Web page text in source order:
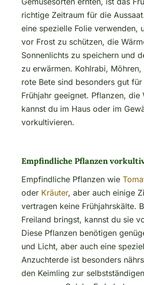
richtige Zeitraum für die
eine spezielle Folie verwenden,
vor Frost zu schützen, die
Sonnenlichts zu speichern und
zu erwärmen. Kohlrabi, Möhren,
rote Bete sind besonders gut
Frühjahr geeignet. Pflanzen, die
kannst du im Haus oder im
vorkultivieren.
Empfindliche Pflanzen
Empfindliche Pflanzen wie
oder Kräuter, aber auch einige
vertragen keine Frühjahrskälte.
Freiland bringst, kannst du sie
Diese Pflanzen benötigen
und Licht, aber auch eine
Anzuchterde ist besonders
den Keimling zur